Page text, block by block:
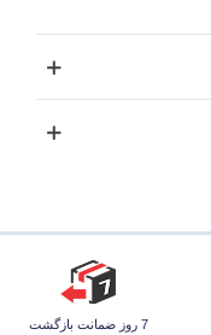
7 روز ضمانت بازگشت